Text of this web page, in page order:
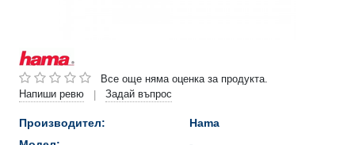
Все още няма оценка за продукта.
Напиши ревю
| Задай въпрос
Производител:
Hama